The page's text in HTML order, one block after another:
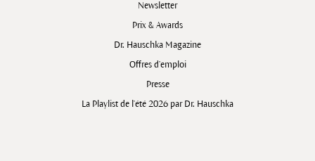
Newsletter
Prix & Awards
Dr. Hauschka Magazine
Offres d’emploi
Presse
La Playlist de l'été 2026 par Dr. Hauschka